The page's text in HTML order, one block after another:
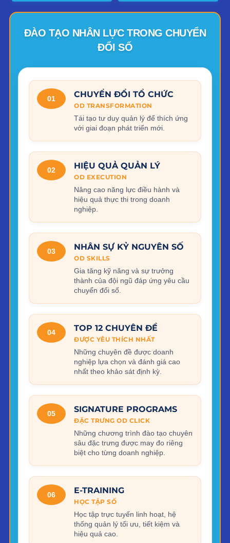
ĐÀO TẠO NHÂN LỰC TRONG CHUYỂN
ĐỔI SỐ
01 CHUYỂN ĐỔI TỔ CHỨC
OD TRANSFORMATION
Tái tạo tư duy quản lý để thích ứng
với giai đoạn phát triển mới.
02 HIỆU QUẢ QUẢN LÝ
OD EXECUTION
Nâng cao năng lực điều hành và
hiệu quả thực thi trong doanh
nghiệp.
03 NHÂN SỰ KỶ NGUYÊN SỐ
OD SKILLS
Gia tăng kỹ năng và sự trưởng
thành của đội ngũ đáp ứng yêu cầu
chuyển đổi số.
04 TOP 12 CHUYÊN ĐỀ
ĐƯỢC YÊU THÍCH NHẤT
Những chuyên đề được doanh
nghiệp lựa chọn và đánh giá cao
nhất theo khảo sát định kỳ.
05 SIGNATURE PROGRAMS
ĐẶC TRƯNG OD CLICK
Những chương trình đào tạo chuyên
sâu đặc trưng được may đo riêng
biệt cho từng doanh nghiệp.
06 E-TRAINING
HỌC TẬP SỐ
Học tập trực tuyến linh hoạt, hệ
thống quản lý tối ưu, tiết kiệm và
hiệu quả cao.